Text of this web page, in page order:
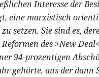
Interesse der
eine marxistisch
setzen. Sie sind es,
des >New Deal<
94-prozentigen
gehörte, aus der dann